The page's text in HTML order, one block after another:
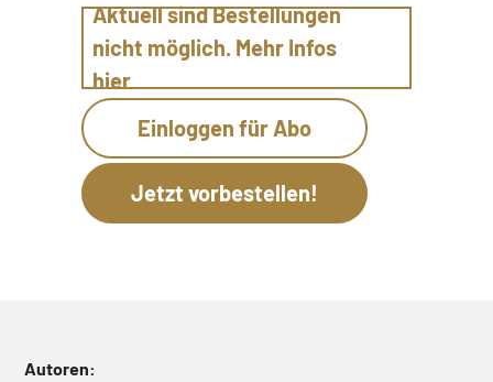
Aktuell sind Bestellungen
nicht möglich. Mehr Infos
hier
Einloggen für Abo
Autoren: